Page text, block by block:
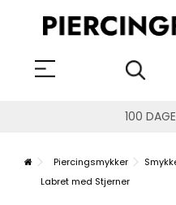
100
Piercingsmykker
Labret med Stjerner